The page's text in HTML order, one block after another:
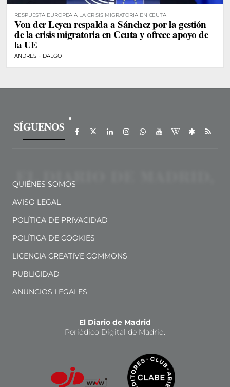
RESPUESTA EUROPEA A LA CRISIS MIGRATORIA EN CEUTA
Von der Leyen respalda a Sánchez por la gestión
de la crisis migratoria en Ceuta y ofrece apoyo de
la UE
ANDRÉS FIDALGO
SÍGUENOS
QUIÉNES SOMOS
AVISO LEGAL
POLÍTICA DE PRIVACIDAD
POLÍTICA DE COOKIES
LICENCIA CREATIVE COMMONS
PUBLICIDAD
ANUNCIOS LEGALES
El Diario de Madrid
Periódico Digital de Madrid.